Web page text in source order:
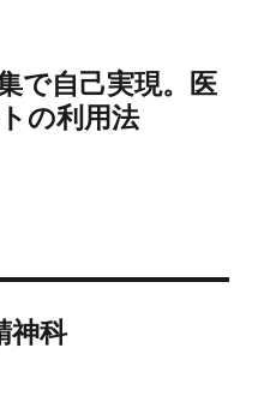
で自己実現。医
の利用法
神科